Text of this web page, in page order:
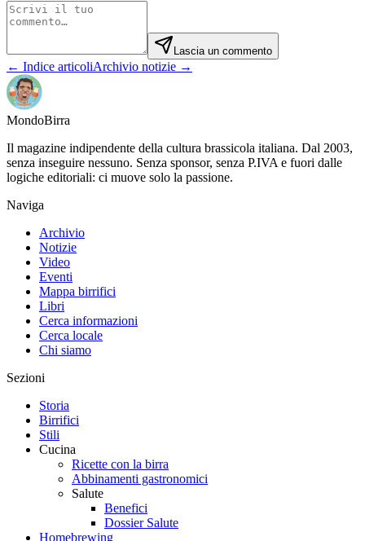
Lascia un commento
← Indice articoliArchivio notizie →
MondoBirra
Il magazine indipendente della cultura brassicola italiana. Dal 2003,
senza inseguire nessuno. Senza sponsor, senza P.IVA e fuori dalle
logiche editoriali: ci muove solo la passione.
Naviga
Archivio
Notizie
Video
Eventi
Mappa birrifici
Libri
Cerca informazioni
Cerca locale
Chi siamo
Sezioni
Storia
Birrifici
Stili
Cucina
Ricette con la birra
Abbinamenti gastronomici
Salute
Benefici
Dossier Salute
Homebrewing